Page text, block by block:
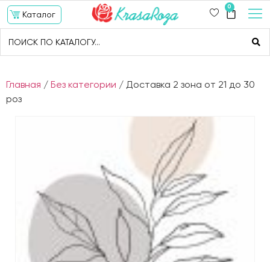
Каталог
0
Главная / Без категории / Доставка 2 зона от 21 до 30
роз